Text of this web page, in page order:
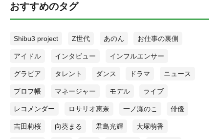
おすすめのタグ
Shibu3 project Z世代 あのん お仕事の裏側
アイドル インタビュー インフルエンサー
グラビア タレント ダンス ドラマ ニュース
プロフ帳 マネージャー モデル ライブ
レコメンダー ロサリオ恵奈 一ノ瀬のこ 俳優
吉田莉桜 向葵まる 君島光輝 大塚萌香